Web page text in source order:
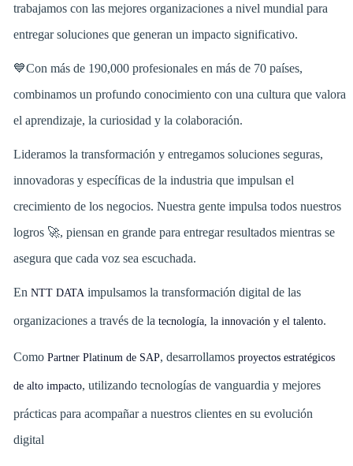
trabajamos con las mejores organizaciones a nivel mundial para
entregar soluciones que generan un impacto significativo.
💙Con más de 190,000 profesionales en más de 70 países,
combinamos un profundo conocimiento con una cultura que valora
el aprendizaje, la curiosidad y la colaboración.
Lideramos la transformación y entregamos soluciones seguras,
innovadoras y específicas de la industria que impulsan el
crecimiento de los negocios. Nuestra gente impulsa todos nuestros
logros 🚀, piensan en grande para entregar resultados mientras se
asegura que cada voz sea escuchada.
En NTT DATA impulsamos la transformación digital de las
organizaciones a través de la tecnología, la innovación y el talento.
Como Partner Platinum de SAP, desarrollamos proyectos estratégicos
de alto impacto, utilizando tecnologías de vanguardia y mejores
prácticas para acompañar a nuestros clientes en su evolución
digital